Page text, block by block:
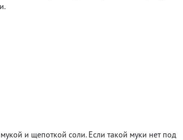
и щепоткой соли. Если такой муки нет под